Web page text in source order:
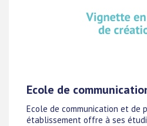
Ecole de
Ecole de communication et de
établissement offre à ses